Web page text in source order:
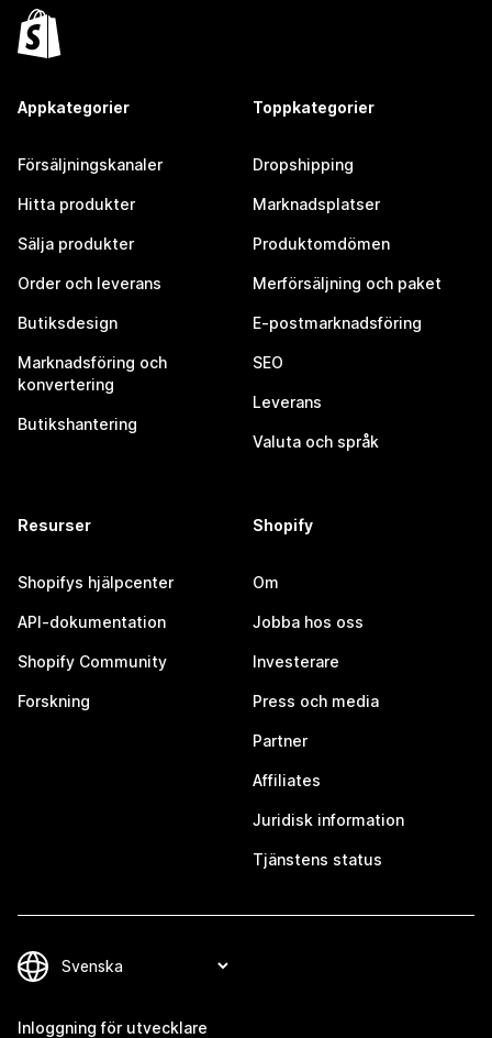
Appkategorier
Försäljningskanaler
Hitta produkter
Sälja produkter
Order och leverans
Butiksdesign
Marknadsföring och
konvertering
Butikshantering
Toppkategorier
Dropshipping
Marknadsplatser
Produktomdömen
Merförsäljning och paket
E-postmarknadsföring
SEO
Leverans
Valuta och språk
Resurser
Shopifys hjälpcenter
API-dokumentation
Shopify Community
Forskning
Shopify
Om
Jobba hos oss
Investerare
Press och media
Partner
Affiliates
Juridisk information
Tjänstens status
Inloggning för utvecklare